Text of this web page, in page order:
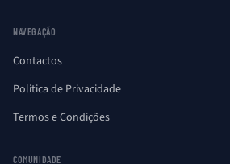
NAVEGAÇÃO
Contactos
Politica de Privacidade
Termos e Condições
COMUNIDADE